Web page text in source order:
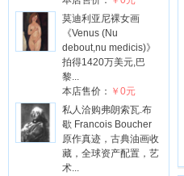
莫迪利亚尼裸女画
《Venus (Nu
debout,nu medicis)》
拍得1420万美元,巴
黎...
本店售价： ￥0元
私人洽购弗朗索瓦.布
歇 Francois Boucher
原作真迹，古典油画收
藏，全球资产配置，艺
术...